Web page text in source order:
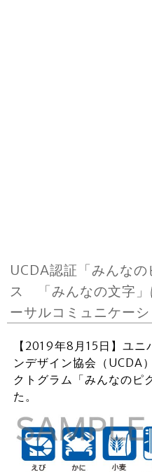
UCDA認証「みんな
ス 「みんなの文字
ーサルコミュニケー
【2019年8月15日】ユ
ンデザイン協会（UCDA
クトグラム「みんなのピ
た。